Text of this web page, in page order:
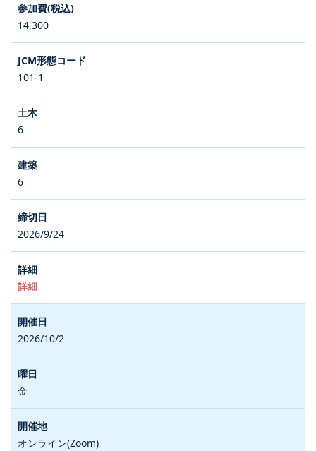
14,300
101-1
6
6
2026/9/24
詳細
2026/10/2
金
オンライン(Zoom)